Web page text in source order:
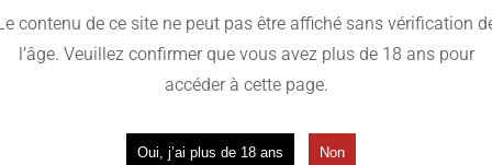
Catégorie :
contenu de ce site ne peut pas être affiché sans vérification
l’âge. Veuillez confirmer que vous avez plus de 18 ans pour
accéder à cette page.
Oui, j’ai plus de 18 ans Non